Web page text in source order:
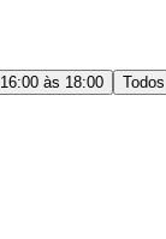
16:00 às 18:00 Todos